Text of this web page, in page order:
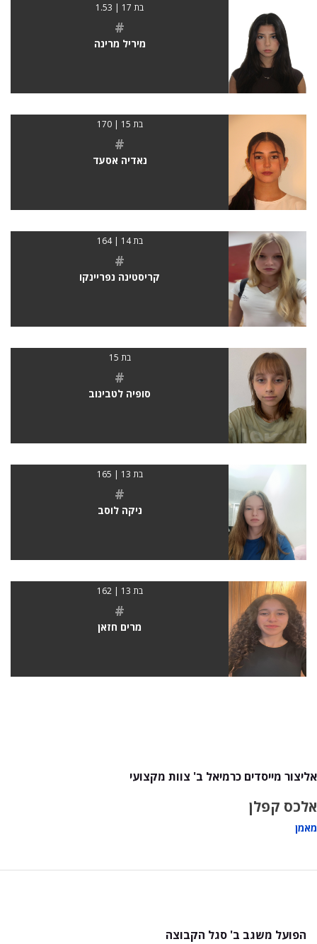
בת 17 | 1.53
#
מיריל מרינה
בת 15 | 170
#
נאדיה אסעד
בת 14 | 164
#
קריסטינה נפריינקו
בת 15
#
סופיה לטבינוב
בת 13 | 165
#
ניקה לוסב
בת 13 | 162
#
מרים חזאן
אליצור מייסדים כרמיאל ב' צוות מקצועי
אלכס קפלן
מאמן
הפועל משגב ב' סגל הקבוצה